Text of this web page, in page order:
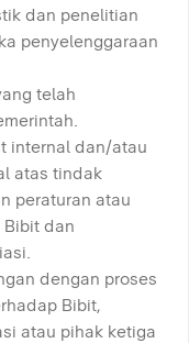
dan penelitian
penyelenggaraan
telah
internal dan/atau
atas tindak
peraturan atau
Bibit dan
dengan proses
Bibit,
atau pihak ketiga